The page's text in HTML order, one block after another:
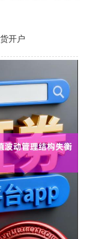
开户